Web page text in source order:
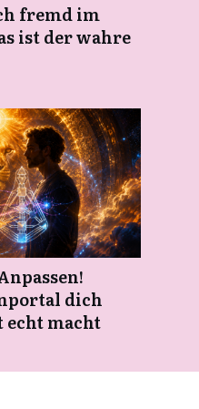
fremd im
ist der wahre
dich
echt macht